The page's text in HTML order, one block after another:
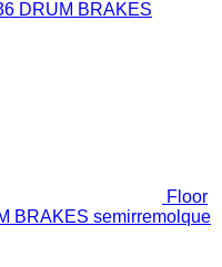
Floor
BRAKES semirremolque